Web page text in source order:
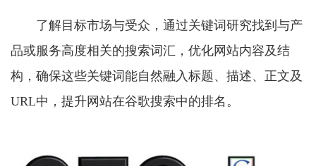
了解目标市场与受众，通过关键词研究找到与产
品或服务高度相关的搜索词汇，优化网站内容及结
构，确保这些关键词能自然融入标题、描述、正文及
URL中，提升网站在谷歌搜索中的排名。